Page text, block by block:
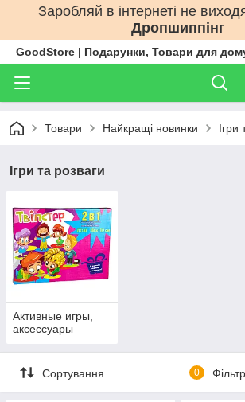
Заробляй в інтернеті не
Дропшиппінг
GoodStore | Подарунки, Товари для
Товари Найкращі новинки Ігри
Ігри та розваги
Активные игры,
аксессуары
Сортування 0